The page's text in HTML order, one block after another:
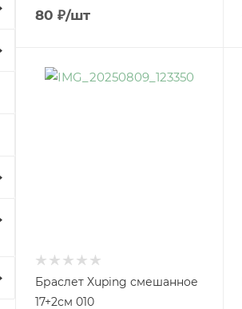
80 ₽/шт
Браслет Xuping смешанное
17+2см 010